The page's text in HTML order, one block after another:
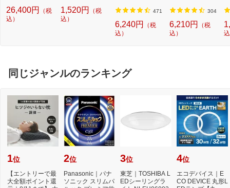
ージュ） フランス
ベッド
26,400円
（税
込）
プシールセット ブ
ルー DYKTSBL
1,520円
（税
込）
471
6,240円
（税
込）
3813805MP] 304
6,210円
（税
込）
同じジャンルのランキング
1位
【エントリーで最
大全額ポイント還
2位
Panasonic｜パナ
ソニック スリムパ
3位
東芝｜TOSHIBA L
EDシーリングラ
4位
エコデバイス｜E
CO DEVICE 丸形L